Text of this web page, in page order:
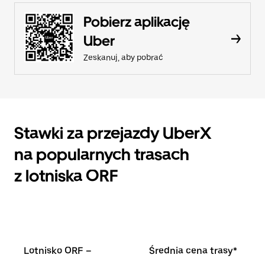
Pobierz aplikację
Uber
Zeskanuj, aby pobrać
Stawki za przejazdy UberX
na popularnych trasach
z lotniska ORF
Lotnisko ORF – Średnia cena trasy*